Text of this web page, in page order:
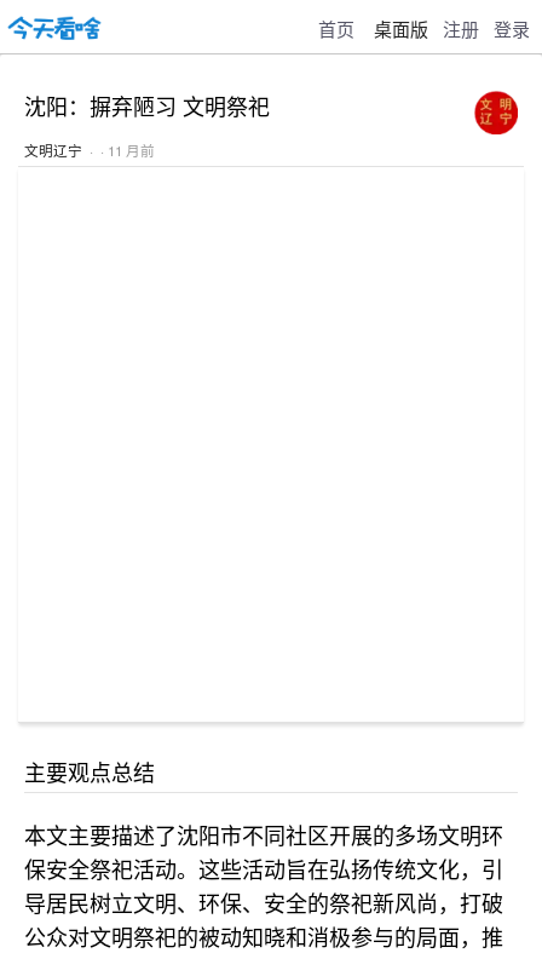
首页 桌面版 注册 登录
沈阳：摒弃陋习 文明祭祀
文明辽宁 · · 11 月前
主要观点总结
本文主要描述了沈阳市不同社区开展的多场文明环
保安全祭祀活动。这些活动旨在弘扬传统文化，引
导居民树立文明、环保、安全的祭祀新风尚，打破
公众对文明祭祀的被动知晓和消极参与的局面，推